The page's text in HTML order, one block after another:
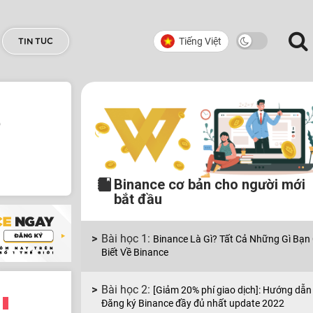
TIN TUC Tiếng Việt
Binance cơ bản cho người mới
bắt đầu
Binance Là Gì? Tất Cả Những Gì Bạn
Biết Về Binance
[Giảm 20% phí giao dịch]: Hướng dẫn
Đăng ký Binance đầy đủ nhất update 2022